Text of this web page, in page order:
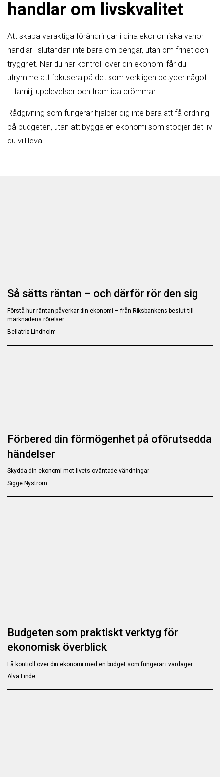
handlar om livskvalitet
Att skapa varaktiga förändringar i dina ekonomiska vanor
handlar i slutändan inte bara om pengar, utan om frihet och
trygghet. När du har kontroll över din ekonomi får du
utrymme att fokusera på det som verkligen betyder något
– familj, upplevelser och framtida drömmar.
Rådgivning som fungerar hjälper dig inte bara att få ordning
på budgeten, utan att bygga en ekonomi som stödjer det liv
du vill leva.
Så sätts räntan – och därför rör den sig
Förstå hur räntan påverkar din ekonomi – från Riksbankens beslut till
marknadens rörelser
Bellatrix Lindholm
Förbered din förmögenhet på oförutsedda
händelser
Skydda din ekonomi mot livets oväntade vändningar
Sigge Nyström
Budgeten som praktiskt verktyg för
ekonomisk överblick
Få kontroll över din ekonomi med en budget som fungerar i vardagen
Alva Linde